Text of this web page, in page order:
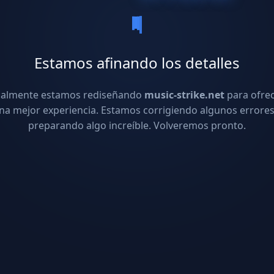
Estamos afinando los detalles
estamos rediseñando music-strike.net para
mejor experiencia. Estamos corrigiendo algunos
preparando algo increíble. Volveremos pronto.